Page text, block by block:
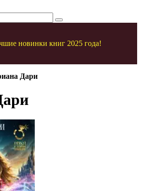
новинки книг 2025 года!
Дари